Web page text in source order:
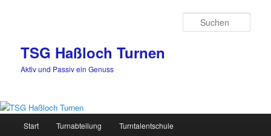
TSG Haßloch Turnen
Aktiv und Passiv ein Genuss
Start Turnabteilung Turntalentschule